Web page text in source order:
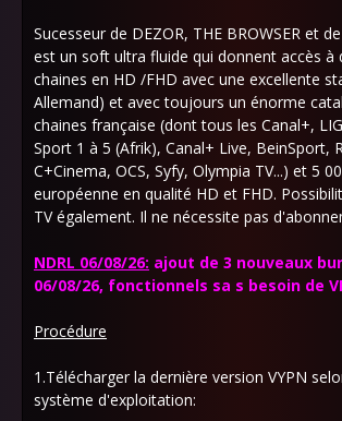
Sucesseur de DEZOR, THE BROWSER et
est un soft ultra fluide qui donnent accès à
chaines en HD /FHD avec une excellente
Allemand) et avec toujours un énorme
chaines française (dont tous les Canal+,
Sport 1 à 5 (Afrik), Canal+ Live, BeinSport,
C+Cinema, OCS, Syfy, Olympia TV...) et 5
européenne en qualité HD et FHD.
TV également. Il ne nécessite pas
NDRL 06/08/26: ajout de 3 nouveaux
06/08/26, fonctionnels sa s besoin de
Procédure
1.Télécharger la dernière version VYPN
système d'exploitation: